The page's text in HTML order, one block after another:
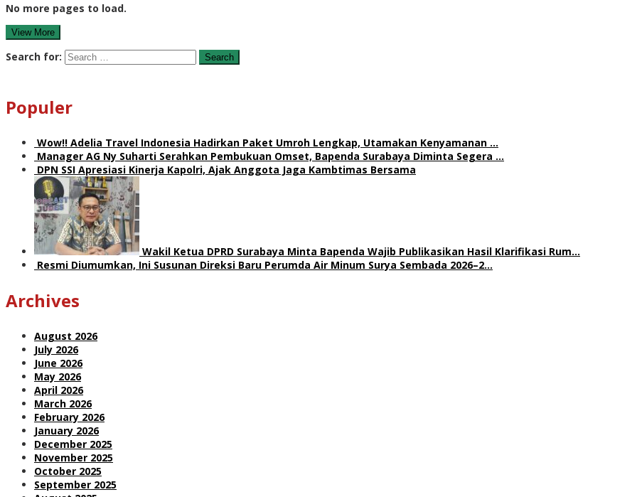
No more pages to load.
View More
Search for:
Populer
Wow!! Adelia Travel Indonesia Hadirkan Paket Umroh Lengkap, Utamakan Kenyamanan …
Manager AG Ny Suharti Serahkan Pembukuan Omset, Bapenda Surabaya Diminta Segera …
DPN SSI Apresiasi Kinerja Kapolri, Ajak Anggota Jaga Kambtimas Bersama
Wakil Ketua DPRD Surabaya Minta Bapenda Wajib Publikasikan Hasil Klarifikasi Rum…
Resmi Diumumkan, Ini Susunan Direksi Baru Perumda Air Minum Surya Sembada 2026–2…
Archives
August 2026
July 2026
June 2026
May 2026
April 2026
March 2026
February 2026
January 2026
December 2025
November 2025
October 2025
September 2025